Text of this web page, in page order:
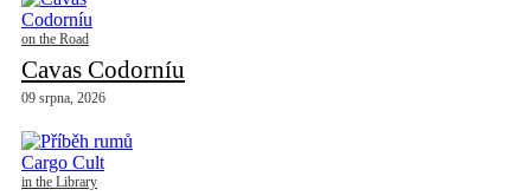
on the Road
Cavas Codorníu
09 srpna, 2026
in the Library